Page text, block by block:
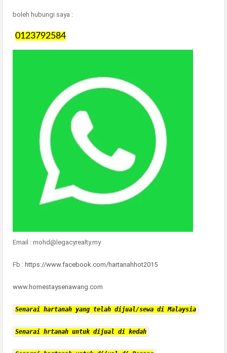
boleh hubungi saya :
0123792584
Email : mohd@legacyrealty.my
Fb : https://www.facebook.com/hartanahhot2015
www.homestaysenawang.com
Senarai hartanah yang telah dijual/sewa di Malaysia
Senarai hrtanah untuk dijual di kedah